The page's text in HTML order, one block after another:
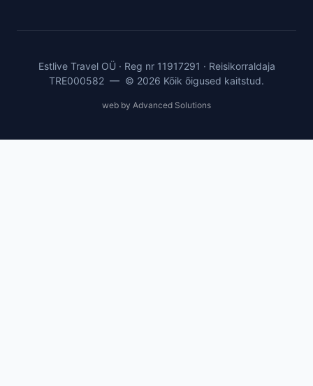
Estlive Travel OÜ · Reg nr 11917291 · Reisikorraldaja
TRE000582 — © 2026 Kõik õigused kaitstud.
web by Advanced Solutions